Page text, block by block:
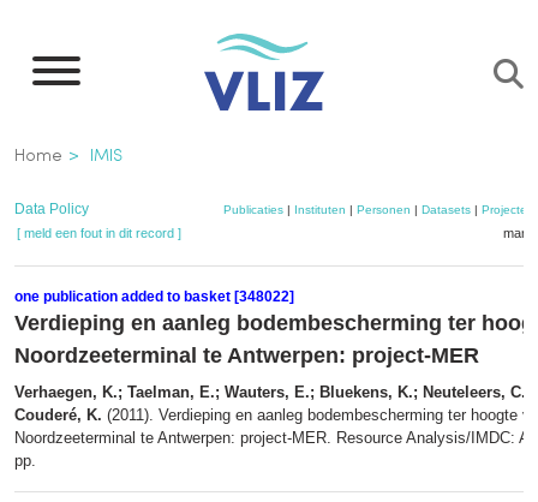
naar
inhoud
gaan
Kruimelpad
Home IMIS
Data Policy Publicaties| Instituten | Personen | Datasets| Projecten
[ meld een fout in dit record ]
one publication added to basket [348022]
Verdieping en aanleg bodembescherming ter
Noordzeeterminal te Antwerpen: project-MER
Verhaegen, K.; Taelman, E.; Wauters, E.; Bluekens, K.; Neuteleers, C.;
Couderé, K. (2011). Verdieping en aanleg bodembescherming ter hoogte
Noordzeeterminal te Antwerpen: project-MER. Resource Analysis/IMDC:
pp.